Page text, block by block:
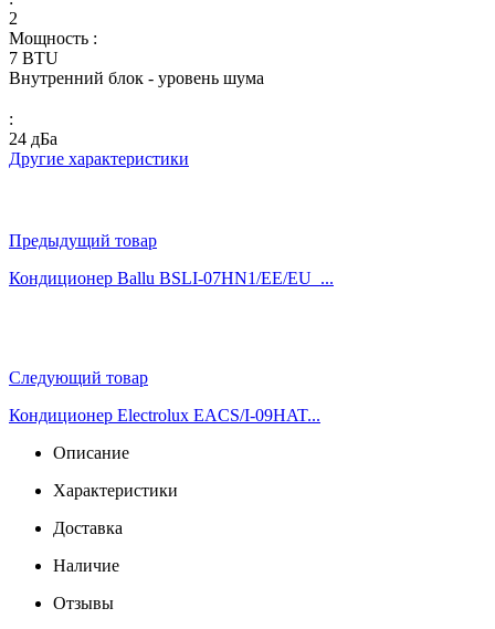
2
Мощность :
7 BTU
Внутренний блок - уровень шума
:
24 дБа
Другие характеристики
Предыдущий товар
Кондиционер Ballu BSLI-07HN1/EE/EU_...
Следующий товар
Кондиционер Electrolux EACS/I-09HAT...
Описание
Характеристики
Доставка
Наличие
Отзывы